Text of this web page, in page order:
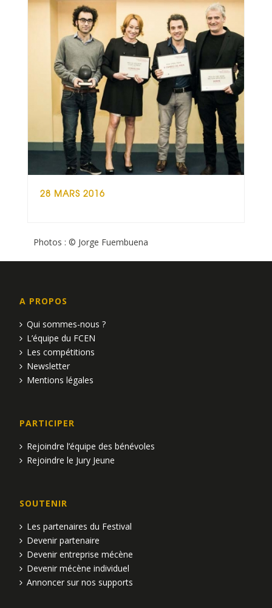
28 MARS 2016
Photos : © Jorge Fuembuena
A PROPOS
Qui sommes-nous ?
L’équipe du FCEN
Les compétitions
Newsletter
Mentions légales
PARTICIPER
Rejoindre l’équipe des bénévoles
Rejoindre le Jury Jeune
SOUTENIR
Les partenaires du Festival
Devenir partenaire
Devenir entreprise mécène
Devenir mécène individuel
Annoncer sur nos supports